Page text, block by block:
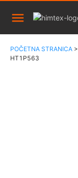
POČETNA STRANICA >
HT1P563